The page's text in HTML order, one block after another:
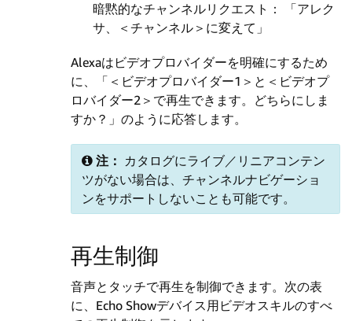
暗黙的なチャンネルリクエスト： 「アレク
サ、＜チャンネル＞に変えて」
Alexaはビデオプロバイダーを明確にするため
に、「＜ビデオプロバイダー1＞と＜ビデオプ
ロバイダー2＞で再生できます。 どちらにしま
すか？」のように応答します。
注： カタログにライブ／リニアコンテン
ツがない場合は、チャンネルナビゲーショ
ンをサポートしないことも可能です。
再生制御
音声とタッチで再生を制御できます。次の表
に、Echo Showデバイス用ビデオスキルのすべ